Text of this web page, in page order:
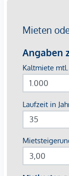
Ihnen gerne zur
Frau Marie-
national - Tel:
e-mail:
Wir weisen
dem zu
Naheverhältnis